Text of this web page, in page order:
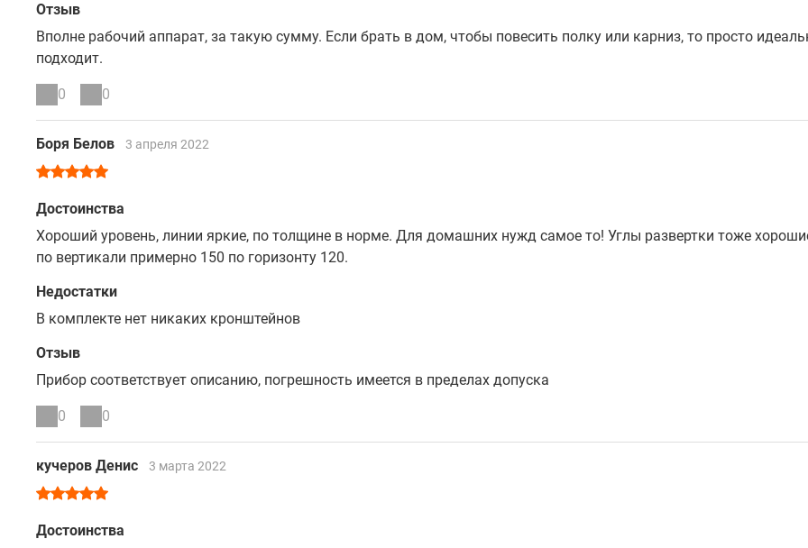
Отзыв
Вполне рабочий аппарат, за такую сумму. Если брать в дом, чтобы повесить полку или карниз, то просто
подходит.
0 0
Боря Белов 3 апреля 2022
Достоинства
Хороший уровень, линии яркие, по толщине в норме. Для домашних нужд самое то! Углы развертки тоже
по вертикали примерно 150 по горизонту 120.
Недостатки
В комплекте нет никаких кронштейнов
Отзыв
Прибор соответствует описанию, погрешность имеется в пределах допуска
0 0
кучеров Денис 3 марта 2022
Достоинства